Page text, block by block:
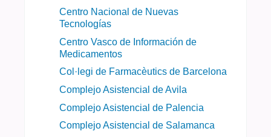
Centro Nacional de Nuevas
Tecnologías
Centro Vasco de Información de
Medicamentos
Col·legi de Farmacèutics de Barcelona
Complejo Asistencial de Avila
Complejo Asistencial de Palencia
Complejo Asistencial de Salamanca